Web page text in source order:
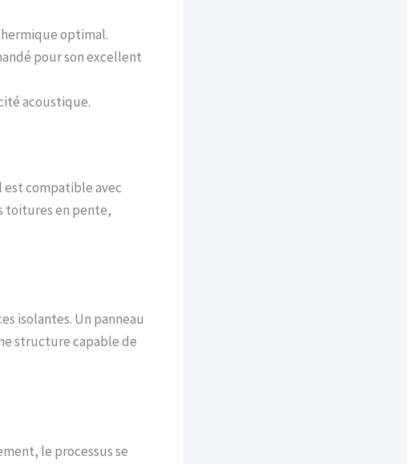
optimal.
pour son excellent
acoustique.
est compatible avec
toitures en pente,
isolantes. Un panneau
structure capable de
le processus se